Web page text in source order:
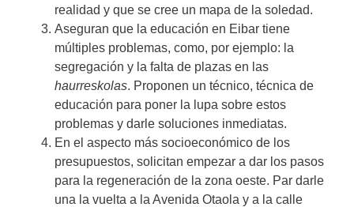
realidad y que se cree un mapa de la soledad.
Aseguran que la educación en Eibar tiene
múltiples problemas, como, por ejemplo: la
segregación y la falta de plazas en las
haurreskolas. Proponen un técnico, técnica de
educación para poner la lupa sobre estos
problemas y darle soluciones inmediatas.
En el aspecto más socioeconómico de los
presupuestos, solicitan empezar a dar los pasos
para la regeneración de la zona oeste. Par darle
una la vuelta a la Avenida Otaola y a la calle